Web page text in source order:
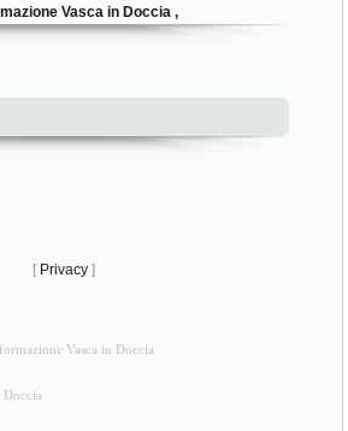
Vasca in Doccia ,
[ Privacy ]
Vasca in Doccia
Doccia